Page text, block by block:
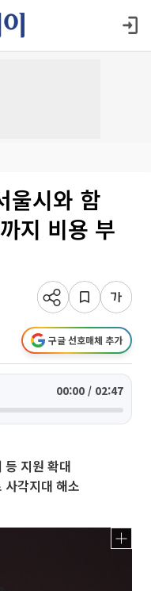
울시와 함
지 비용 부
구글 선호매체 추가
00:00 / 02:47
등 지원 확대
사각지대 해소